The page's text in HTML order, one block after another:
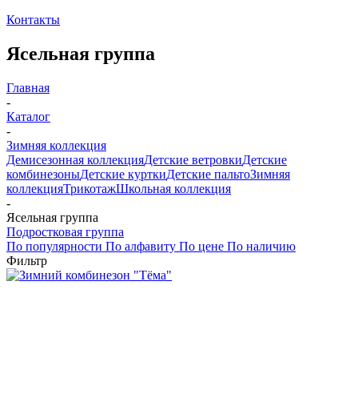
Контакты
Ясельная группа
Главная
-
Каталог
-
Зимняя коллекция
Демисезонная коллекцияДетские ветровкиДетские
комбинезоныДетские курткиДетские пальтоЗимняя
коллекцияТрикотажШкольная коллекция
-
Ясельная группа
Подростковая группа
По популярности По алфавиту По цене По наличию
Фильтр